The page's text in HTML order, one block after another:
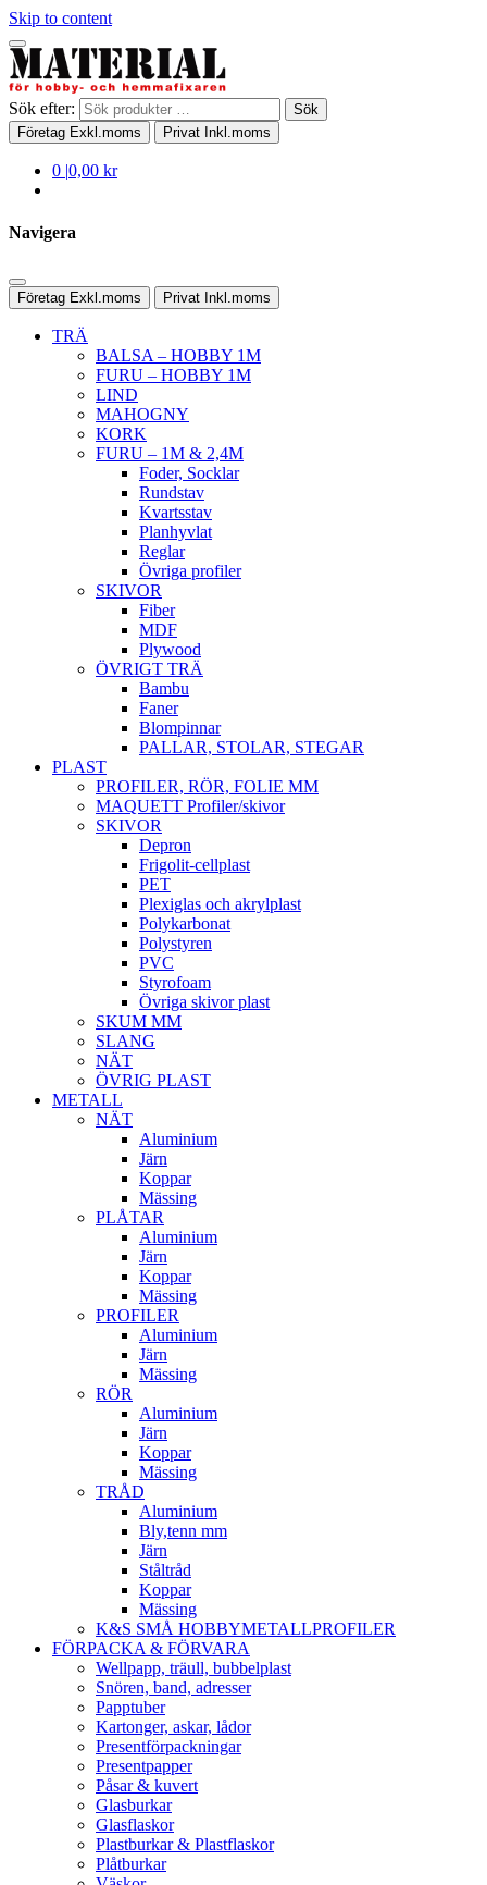
Skip to content
Sök efter:
Sök
Företag Exkl.moms Privat Inkl.moms
0 |0,00 kr
Navigera
Företag Exkl.moms Privat Inkl.moms
TRÄ
BALSA – HOBBY 1M
FURU – HOBBY 1M
LIND
MAHOGNY
KORK
FURU – 1M & 2,4M
Foder, Socklar
Rundstav
Kvartsstav
Planhyvlat
Reglar
Övriga profiler
SKIVOR
Fiber
MDF
Plywood
ÖVRIGT TRÄ
Bambu
Faner
Blompinnar
PALLAR, STOLAR, STEGAR
PLAST
PROFILER, RÖR, FOLIE MM
MAQUETT Profiler/skivor
SKIVOR
Depron
Frigolit-cellplast
PET
Plexiglas och akrylplast
Polykarbonat
Polystyren
PVC
Styrofoam
Övriga skivor plast
SKUM MM
SLANG
NÄT
ÖVRIG PLAST
METALL
NÄT
Aluminium
Järn
Koppar
Mässing
PLÅTAR
Aluminium
Järn
Koppar
Mässing
PROFILER
Aluminium
Järn
Mässing
RÖR
Aluminium
Järn
Koppar
Mässing
TRÅD
Aluminium
Bly,tenn mm
Järn
Ståltråd
Koppar
Mässing
K&S SMÅ HOBBYMETALLPROFILER
FÖRPACKA & FÖRVARA
Wellpapp, träull, bubbelplast
Snören, band, adresser
Papptuber
Kartonger, askar, lådor
Presentförpackningar
Presentpapper
Påsar & kuvert
Glasburkar
Glasflaskor
Plastburkar & Plastflaskor
Plåtburkar